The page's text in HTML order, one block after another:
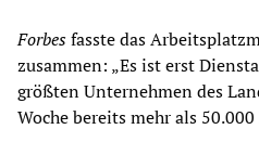
Forbesfasste das
zusammen: „Es ist erst
größten Unternehmen des
Woche bereits mehr als